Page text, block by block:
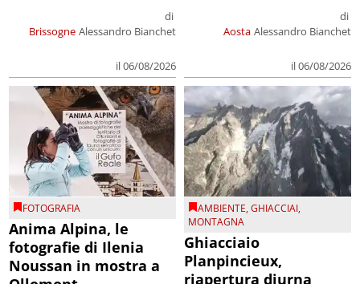
Brissogne
di
Alessandro Bianchet
il 06/08/2026
Aosta
di
Alessandro Bianchet
il 06/08/2026
FOTOGRAFIA
Anima Alpina, le
fotografie di Ilenia
Noussan in mostra a
AMBIENTE,GHIACCIAI,
MONTAGNA
Ghiacciaio
Planpincieux,
riapertura diurna